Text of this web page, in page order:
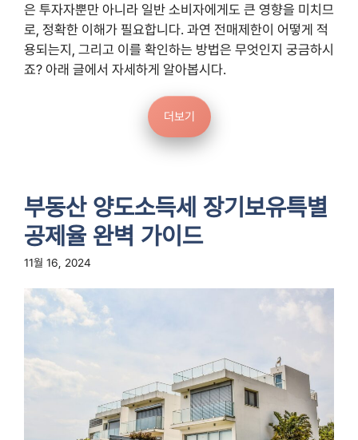
은 투자자뿐만 아니라 일반 소비자에게도 큰 영향을 미치므
로, 정확한 이해가 필요합니다. 과연 전매제한이 어떻게 적
용되는지, 그리고 이를 확인하는 방법은 무엇인지 궁금하시
죠? 아래 글에서 자세하게 알아봅시다.
더보기
부동산 양도소득세 장기보유특별
공제율 완벽 가이드
11월 16, 2024